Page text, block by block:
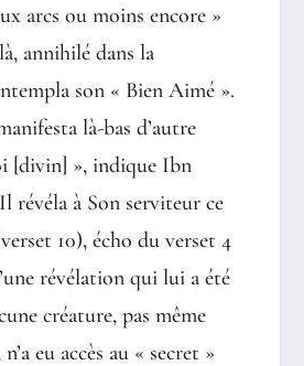
arcs ou moins encore »
annihilé dans la
son « Bien Aimé ».
là-bas d’autre
[divin] », indique Ibn
révéla à Son serviteur ce
10), écho du verset 4
révélation qui lui a été
créature, pas même
eu accès au « secret »